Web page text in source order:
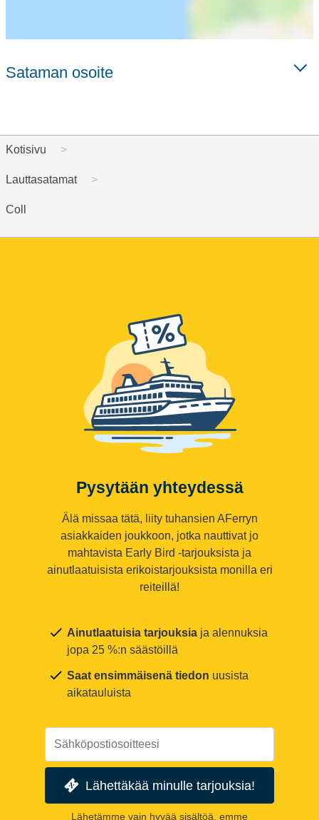
Sataman osoite
Kotisivu
Lauttasatamat
Coll
Pysytään yhteydessä
Älä missaa tätä, liity tuhansien AFerryn
asiakkaiden joukkoon, jotka nauttivat jo
mahtavista Early Bird -tarjouksista ja
ainutlaatuisista erikoistarjouksista monilla eri
reiteillä!
Ainutlaatuisia tarjouksia ja alennuksia
jopa 25 %:n säästöillä
Saat ensimmäisenä tiedon uusista
aikatauluista
Lähettäkää minulle tarjouksia!
Lähetämme vain hyvää sisältöä, emme